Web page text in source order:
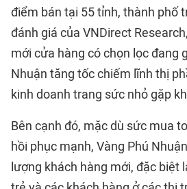
điểm bán tại 55 tỉnh, thành phố
đánh giá của VNDirect
mới cửa hàng có chọn lọc đang
Nhuận tăng tốc chiếm lĩnh thị
kinh doanh trang sức nhỏ gặp
Bên cạnh đó, mặc dù sức mua
hồi phục mạnh, Vàng Phú
lượng khách hàng mới, đặc biệt